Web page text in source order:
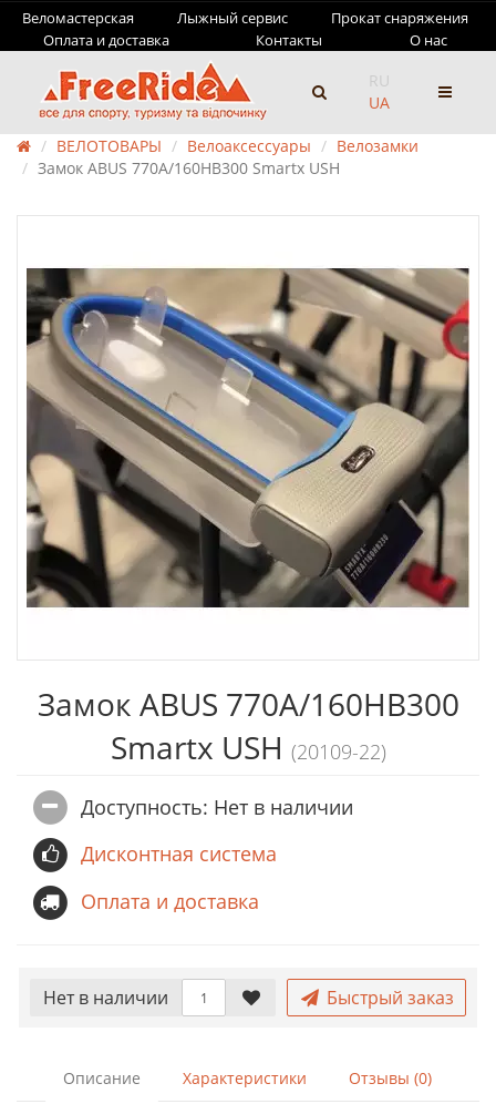
Веломастерская Лыжный сервис
Прокат снаряжения
Оплата и доставка
Контакты О нас
RU
UA
ВЕЛОТОВАРЫ Велоаксессуары
Велозамки
Замок ABUS 770A/160HB300 Smartx USH
Замок ABUS 770A/160HB300
Smartx USH (20109-22)
Доступность: Нет в наличии
Дисконтная система
Оплата и доставка
Нет в наличии Быстрый заказ
Описание Характеристики Отзывы (0)